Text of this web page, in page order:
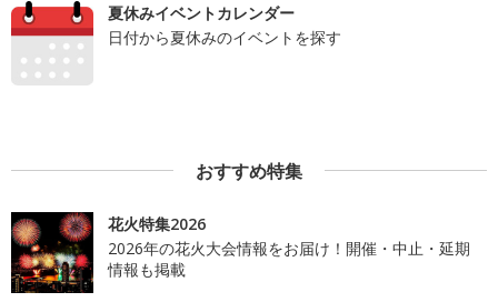
夏休みイベントカレンダー
日付から夏休みのイベントを探す
おすすめ特集
花火特集2026
2026年の花火大会情報をお届け！開催・中止・延期
情報も掲載